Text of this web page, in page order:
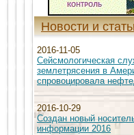
Новости и
2016-11-05
Сейсмологическая
землетрясения в
спровоцировала
2016-10-29
Создан новый
информации 2016